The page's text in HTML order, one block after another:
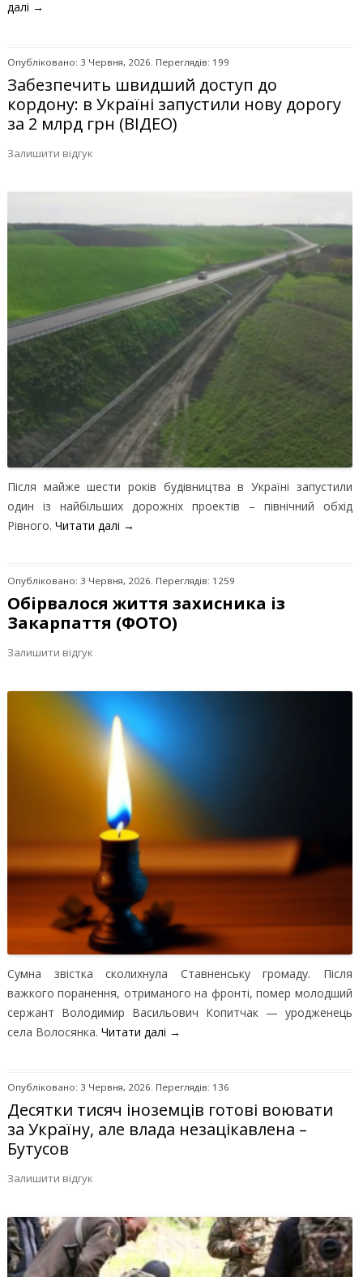
далі →
Опубліковано: 3 Червня, 2026. Переглядів: 199
Забезпечить швидший доступ до
кордону: в Україні запустили нову дорогу
за 2 млрд грн (ВІДЕО)
Залишити відгук
Після майже шести років будівництва в Україні запустили
один із найбільших дорожніх проектів – північний обхід
Рівного. Читати далі →
Опубліковано: 3 Червня, 2026. Переглядів: 1259
Обірвалося життя захисника із
Закарпаття (ФОТО)
Залишити відгук
Сумна звістка сколихнула Ставненську громаду. Після
важкого поранення, отриманого на фронті, помер молодший
сержант Володимир Васильович Копитчак — уродженець
села Волосянка. Читати далі →
Опубліковано: 3 Червня, 2026. Переглядів: 136
Десятки тисяч іноземців готові воювати
за Україну, але влада незацікавлена –
Бутусов
Залишити відгук